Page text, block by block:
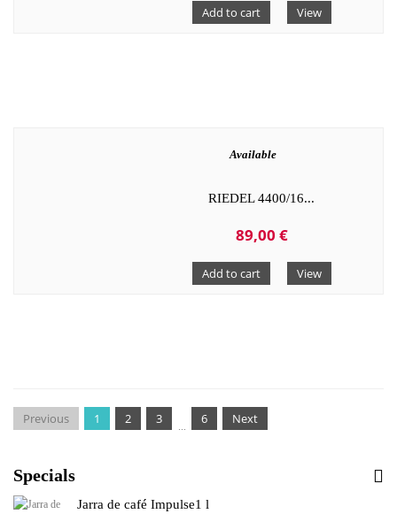
Add to cart View
Available
RIEDEL 4400/16...
89,00 €
Add to cart View
Previous 1 2 3 ... 6 Next
Specials
Jarra de café Impulse1 l